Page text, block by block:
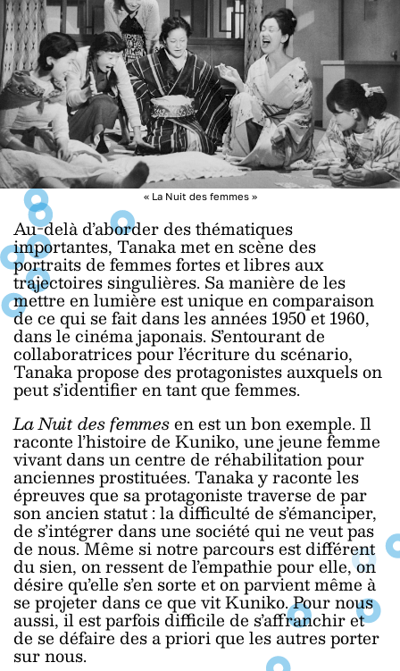
« La Nuit des femmes »
Au-delà d’aborder des thématiques
importantes, Tanaka met en scène des
portraits de femmes fortes et libres aux
trajectoires singulières. Sa manière de les
mettre en lumière est unique en comparaison
de ce qui se fait dans les années 1950 et 1960,
dans le cinéma japonais. S’entourant de
collaboratrices pour l’écriture du scénario,
Tanaka propose des protagonistes auxquels on
peut s’identifier en tant que femmes.
La Nuit des femmesen est un bon exemple. Il
raconte l’histoire de Kuniko, une jeune femme
vivant dans un centre de réhabilitation pour
anciennes prostituées. Tanaka y raconte les
épreuves que sa protagoniste traverse de par
son ancien statut : la difficulté de s’émanciper,
de s’intégrer dans une société qui ne veut pas
de nous. Même si notre parcours est différent
du sien, on ressent de l’empathie pour elle, on
désire qu’elle s’en sorte et on parvient même à
se projeter dans ce que vit Kuniko. Pour nous
aussi, il est parfois difficile de s’affranchir et
de se défaire des a priori que les autres porter
sur nous.